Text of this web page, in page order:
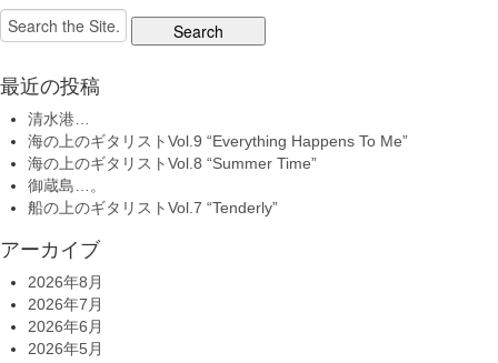
Search
for:
最近の投稿
清水港…
海の上のギタリストVol.9 “Everything Happens To Me”
海の上のギタリストVol.8 “Summer Time”
御蔵島…。
船の上のギタリストVol.7 “Tenderly”
アーカイブ
2026年8月
2026年7月
2026年6月
2026年5月